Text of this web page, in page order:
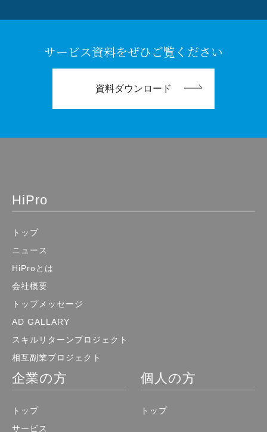
サービス資料をぜひご覧ください
資料ダウンロード
HiPro
トップ
ニュース
HiProとは
会社概要
トップメッセージ
AD GALLARY
スキルリターンプロジェクト
相互副業プロジェクト
企業の方
トップ
サービス
個人の方
トップ